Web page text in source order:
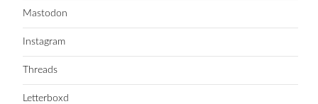
Mastodon
Instagram
Threads
Letterboxd